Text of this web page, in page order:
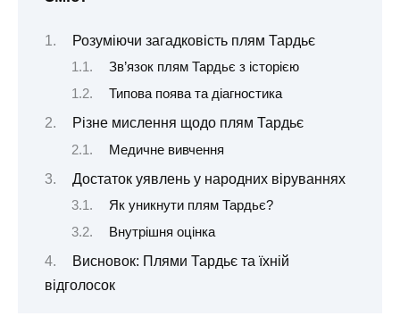
Розуміючи загадковість плям Тардьє
Зв’язок плям Тардьє з історією
Типова поява та діагностика
Різне мислення щодо плям Тардьє
Медичне вивчення
Достаток уявлень у народних віруваннях
Як уникнути плям Тардьє?
Внутрішня оцінка
Висновок: Плями Тардьє та їхній
відголосок